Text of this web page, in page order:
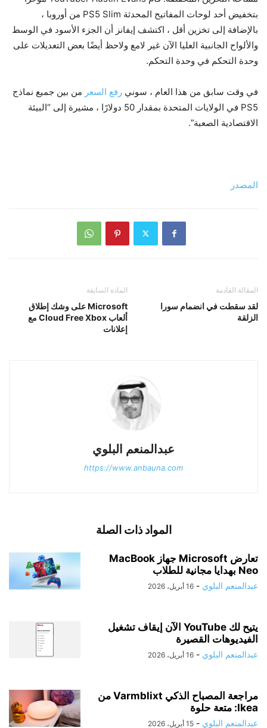
بتخفيض أحد لوحات المفاتيح المحدثة PS5 Slim من أوروبا ،
بالإضافة إلى تخزين أقل ، اكتشف إيفانز أن الجزء الأسود في الوسط
والألواح الجانبية العليا الآن غير لامع ولاحظ أيضًا بعض التعديلات على
وحدة التحكم في وحدة التحكم.
في وقت سابق من هذا العام ، سوني رفع السعر من بين جميع نماذج
PS5 في الولايات المتحدة بمقدار 50 دولارًا ، مشيرة إلى “البيئة
الاقتصادية الصعبة”.
المصدر
المادة السابقة
Microsoft على وشك إطلاق
ألعاب Cloud Free Xbox مع
إعلانات
المقالة القادمة
لقد سقطت في انضمام سورا
الزلقة
عبدالمنعم البلوي
https://www.anbauna.com
المواد ذات الصلة
تعارض Microsoft جهاز MacBook
Neo بهدايا مجانية للطلاب
عبدالمنعم البلوي - 16 أبريل، 2026
يتيح لك YouTube الآن إيقاف تشغيل
الفيديوهات القصيرة
عبدالمنعم البلوي - 16 أبريل، 2026
مراجعة المصباح الذكي Varmblixt من
Ikea: متعة حلوة
عبدالمنعم البلوي - 15 أبريل، 2026